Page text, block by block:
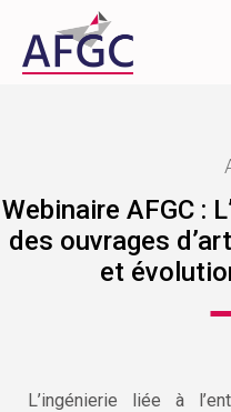
Webinaire AFGC :
des ouvrages
et
L’ingénierie liée à